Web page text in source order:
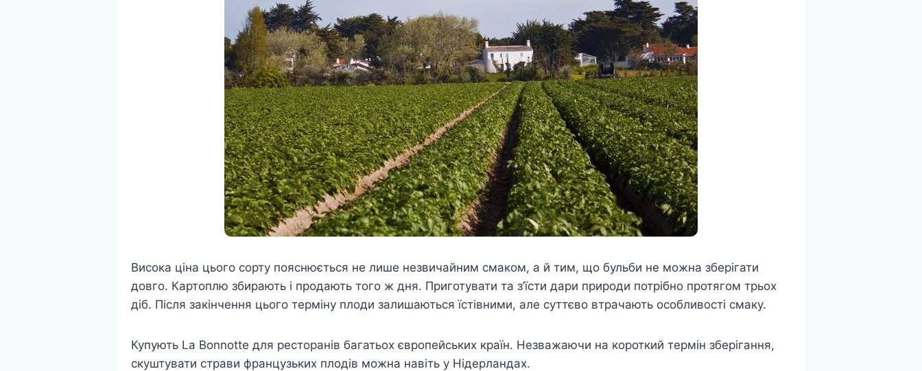
Висока ціна цього сорту пояснюється не лише незвичайним смаком, а й тим, що бульби не можна зберігати
довго. Картоплю збирають і продають того ж дня. Приготувати та з’їсти дари природи потрібно протягом трьох
діб. Після закінчення цього терміну плоди залишаються їстівними, але суттєво втрачають особливості смаку.
Купують La Bonnotte для ресторанів багатьох європейських країн. Незважаючи на короткий термін зберігання,
скуштувати страви французьких плодів можна навіть у Нідерландах.